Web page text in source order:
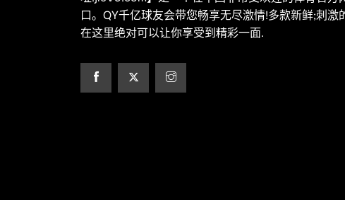
口。QY千亿球友会带您畅享无尽激情!多款新鲜;刺激
在这里绝对可以让你享受到精彩一面.